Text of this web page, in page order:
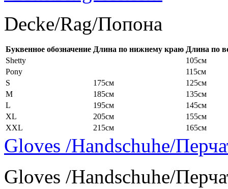
Decke/Rag/Попона
Буквенное обозначение Длина по нижнему краю Длина по
Shetty
105см
Pony
115см
S
175см
125см
M
185см
135см
L
195см
145см
XL
205см
155см
XXL
215см 165см
Gloves /Handschuhe/
Gloves /Handschuhe/